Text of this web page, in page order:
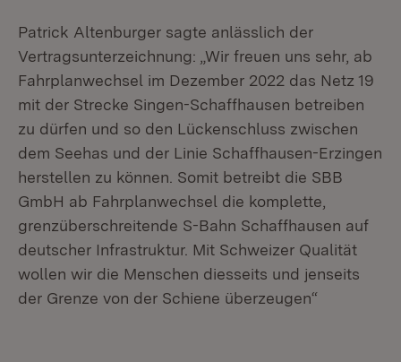
Patrick Altenburger sagte anlässlich der
Vertragsunterzeichnung: „Wir freuen uns sehr, ab
Fahrplanwechsel im Dezember 2022 das Netz 19
mit der Strecke Singen-Schaffhausen betreiben
zu dürfen und so den Lückenschluss zwischen
dem Seehas und der Linie Schaffhausen-Erzingen
herstellen zu können. Somit betreibt die SBB
GmbH ab Fahrplanwechsel die komplette,
grenzüberschreitende S-Bahn Schaffhausen auf
deutscher Infrastruktur. Mit Schweizer Qualität
wollen wir die Menschen diesseits und jenseits
der Grenze von der Schiene überzeugen“